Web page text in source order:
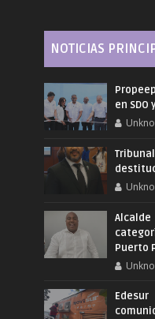
NOTICIAS
en
Puerto